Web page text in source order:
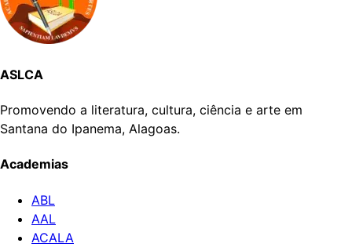
ASLCA
Promovendo a literatura, cultura, ciência e arte em
Santana do Ipanema, Alagoas.
Academias
ABL
AAL
ACALA